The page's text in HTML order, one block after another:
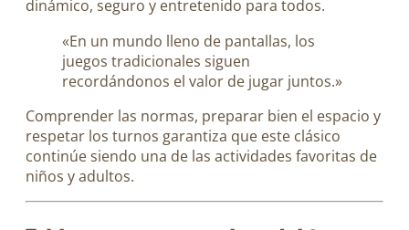
dinámico, seguro y entretenido para todos.
«En un mundo lleno de pantallas, los
juegos tradicionales siguen
recordándonos el valor de jugar juntos.»
Comprender las normas, preparar bien el espacio y
respetar los turnos garantiza que este clásico
continúe siendo una de las actividades favoritas de
niños y adultos.